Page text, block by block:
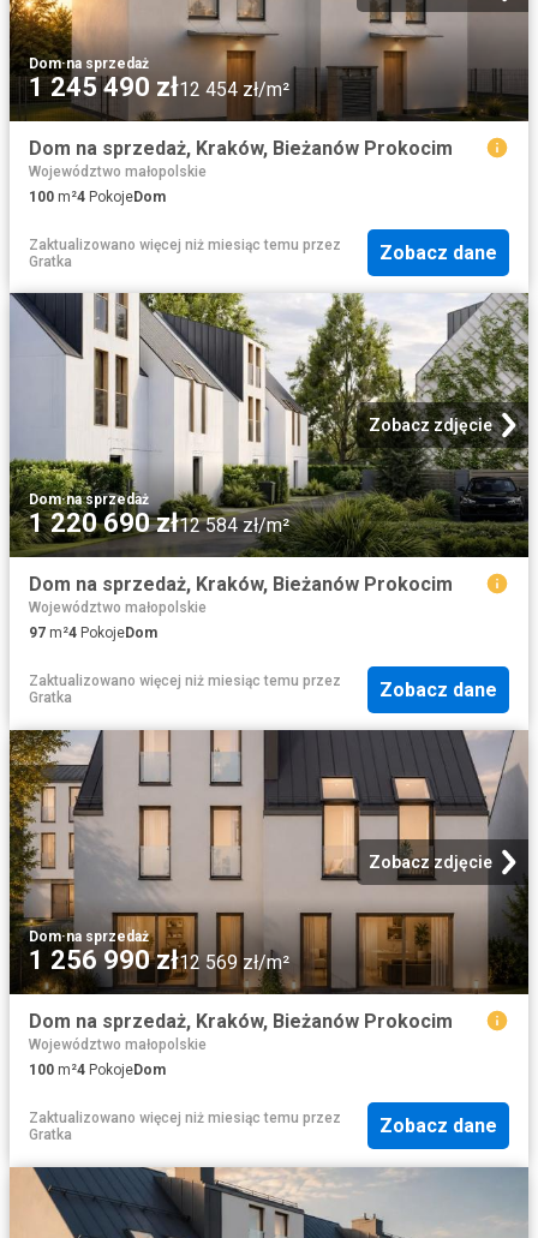
Dom·na sprzedaż
1 245 490 zł12 454 zł/m²
Dom na sprzedaż, Kraków, Bieżanów Prokocim
Województwo małopolskie
100 m²4 PokojeDom
Zaktualizowano więcej niż miesiąc temu przez
Gratka
Zobacz dane
Zobacz zdjęcie
Dom·na sprzedaż
1 220 690 zł12 584 zł/m²
Dom na sprzedaż, Kraków, Bieżanów Prokocim
Województwo małopolskie
97 m²4 PokojeDom
Zaktualizowano więcej niż miesiąc temu przez
Gratka
Zobacz dane
Zobacz zdjęcie
Dom·na sprzedaż
1 256 990 zł12 569 zł/m²
Dom na sprzedaż, Kraków, Bieżanów Prokocim
Województwo małopolskie
100 m²4 PokojeDom
Zaktualizowano więcej niż miesiąc temu przez
Gratka
Zobacz dane